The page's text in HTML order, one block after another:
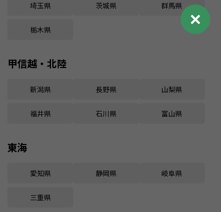
埼玉県 茨城県 群馬県
栃木県
甲信越・北陸
新潟県 長野県 山梨県
福井県 石川県 富山県
東海
愛知県 静岡県 岐阜県
三重県
✕